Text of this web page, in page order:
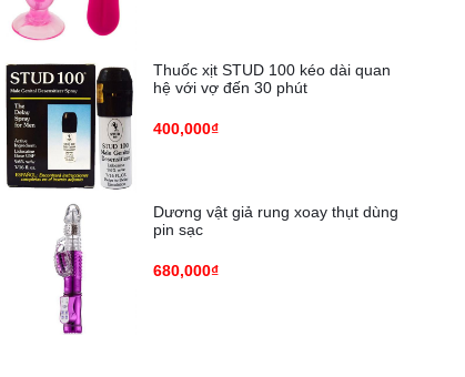
Thuốc xịt STUD 100 kéo dài quan
hệ với vợ đến 30 phút
400,000₫
Dương vật giả rung xoay thụt dùng
pin sạc
680,000₫